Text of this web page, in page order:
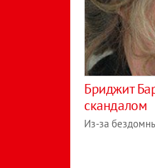
Бриджит
скандалом
Из-за